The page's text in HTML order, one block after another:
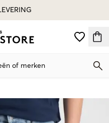
of merken